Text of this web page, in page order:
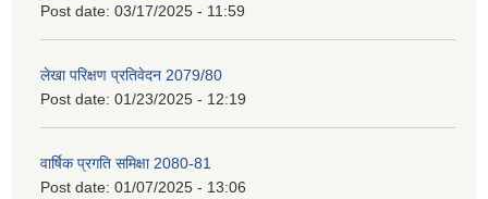
Post date: 03/17/2025 - 11:59
लेखा परिक्षण प्रतिवेदन 2079/80
Post date: 01/23/2025 - 12:19
वार्षिक प्रगति समिक्षा 2080-81
Post date: 01/07/2025 - 13:06